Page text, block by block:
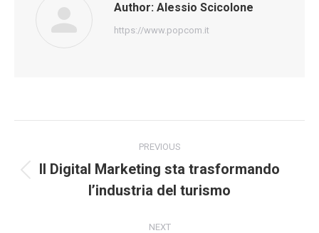
Author: Alessio Scicolone
https://www.popcom.it
navigation
PREVIOUS
Previous
post:
Il Digital Marketing sta trasformando
l’industria del turismo
NEXT